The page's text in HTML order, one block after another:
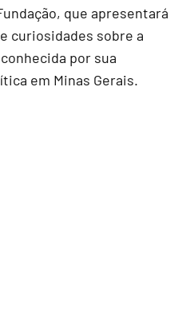
que apresentará
curiosidades sobre a
por sua
em Minas Gerais.